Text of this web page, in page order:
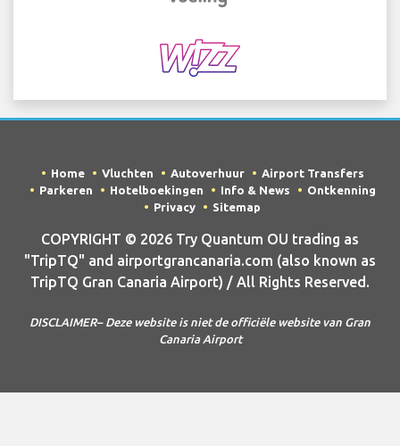
Home Vluchten Autoverhuur
Airport Transfers
Parkeren
Hotelboekingen Info & News
Ontkenning
Privacy
Sitemap
COPYRIGHT © 2026 Try Quantum OU trading as
"TripTQ" and airportgrancanaria.com (also known as
TripTQ Gran Canaria Airport) / All Rights Reserved.
DISCLAIMER– Deze website is niet de officiële website van Gran
Canaria Airport